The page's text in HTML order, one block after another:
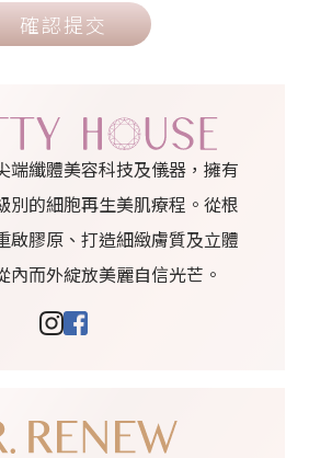
確認提交
端纖體美容科技及儀器，擁有
別的細胞再生美肌療程。從根
啟膠原、打造細緻膚質及立體
內而外綻放美麗自信光芒。